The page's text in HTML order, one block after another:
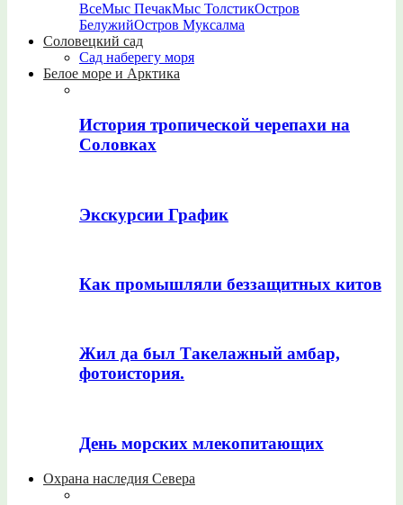
ВсеМыс ПечакМыс ТолстикОстров
БелужийОстров Муксалма
Соловецкий сад
Сад наберегу моря
Белое море и Арктика
История тропической черепахи на
Соловках
Экскурсии График
Как промышляли беззащитных китов
Жил да был Такелажный амбар,
фотоистория.
День морских млекопитающих
Охрана наследия Севера